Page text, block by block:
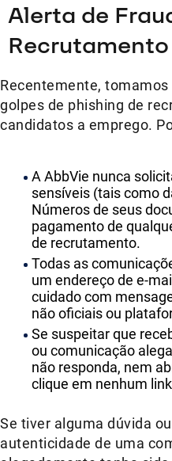
Alerta de
Recrutamento
Recentemente,
golpes de phishing de
candidatos a emprego.
A AbbVie nunca
sensíveis (tais como
Números de seus
pagamento de
de recrutamento.
Todas as
um endereço de e-
cuidado com
não oficiais ou
Se suspeitar que
ou comunicação
não responda, nem
clique em nenhum
Se tiver alguma dúvida
autenticidade de uma